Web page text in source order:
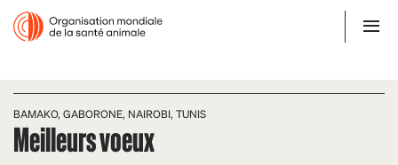
BAMAKO, GABORONE, NAIROBI, TUNIS
Meilleurs voeux